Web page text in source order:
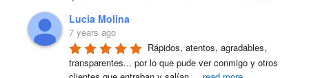
Lucia Molina
7 years ago
Rápidos, atentos, agradables,
transparentes... por lo que pude ver conmigo y otros